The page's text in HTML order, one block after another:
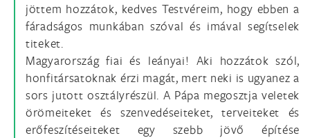
jöttem hozzátok, kedves Testvéreim, hogy ebben a
fáradságos munkában szóval és imával segítselek
titeket.
Magyarország fiai és leányai! Aki hozzátok szól,
honfitársatoknak érzi magát, mert neki is ugyanez a
sors jutott osztályrészül. A Pápa megosztja veletek
örömeiteket és szenvedéseiteket, terveiteket és
erőfeszítéseiteket egy szebb jövő építése